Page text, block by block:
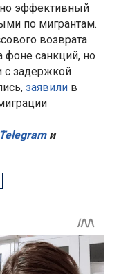
эффективный
по мигрантам.
возврата
фоне санкций, но
с задержкой
заявили в
и